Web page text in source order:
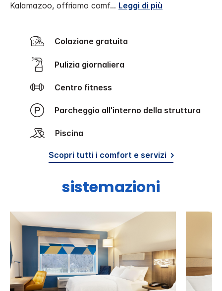
Kalamazoo, offriamo comf... Leggi di più
Colazione gratuita
Pulizia giornaliera
Centro fitness
Parcheggio all'interno della struttura
Piscina
Scopri tutti i comfort e servizi
sistemazioni